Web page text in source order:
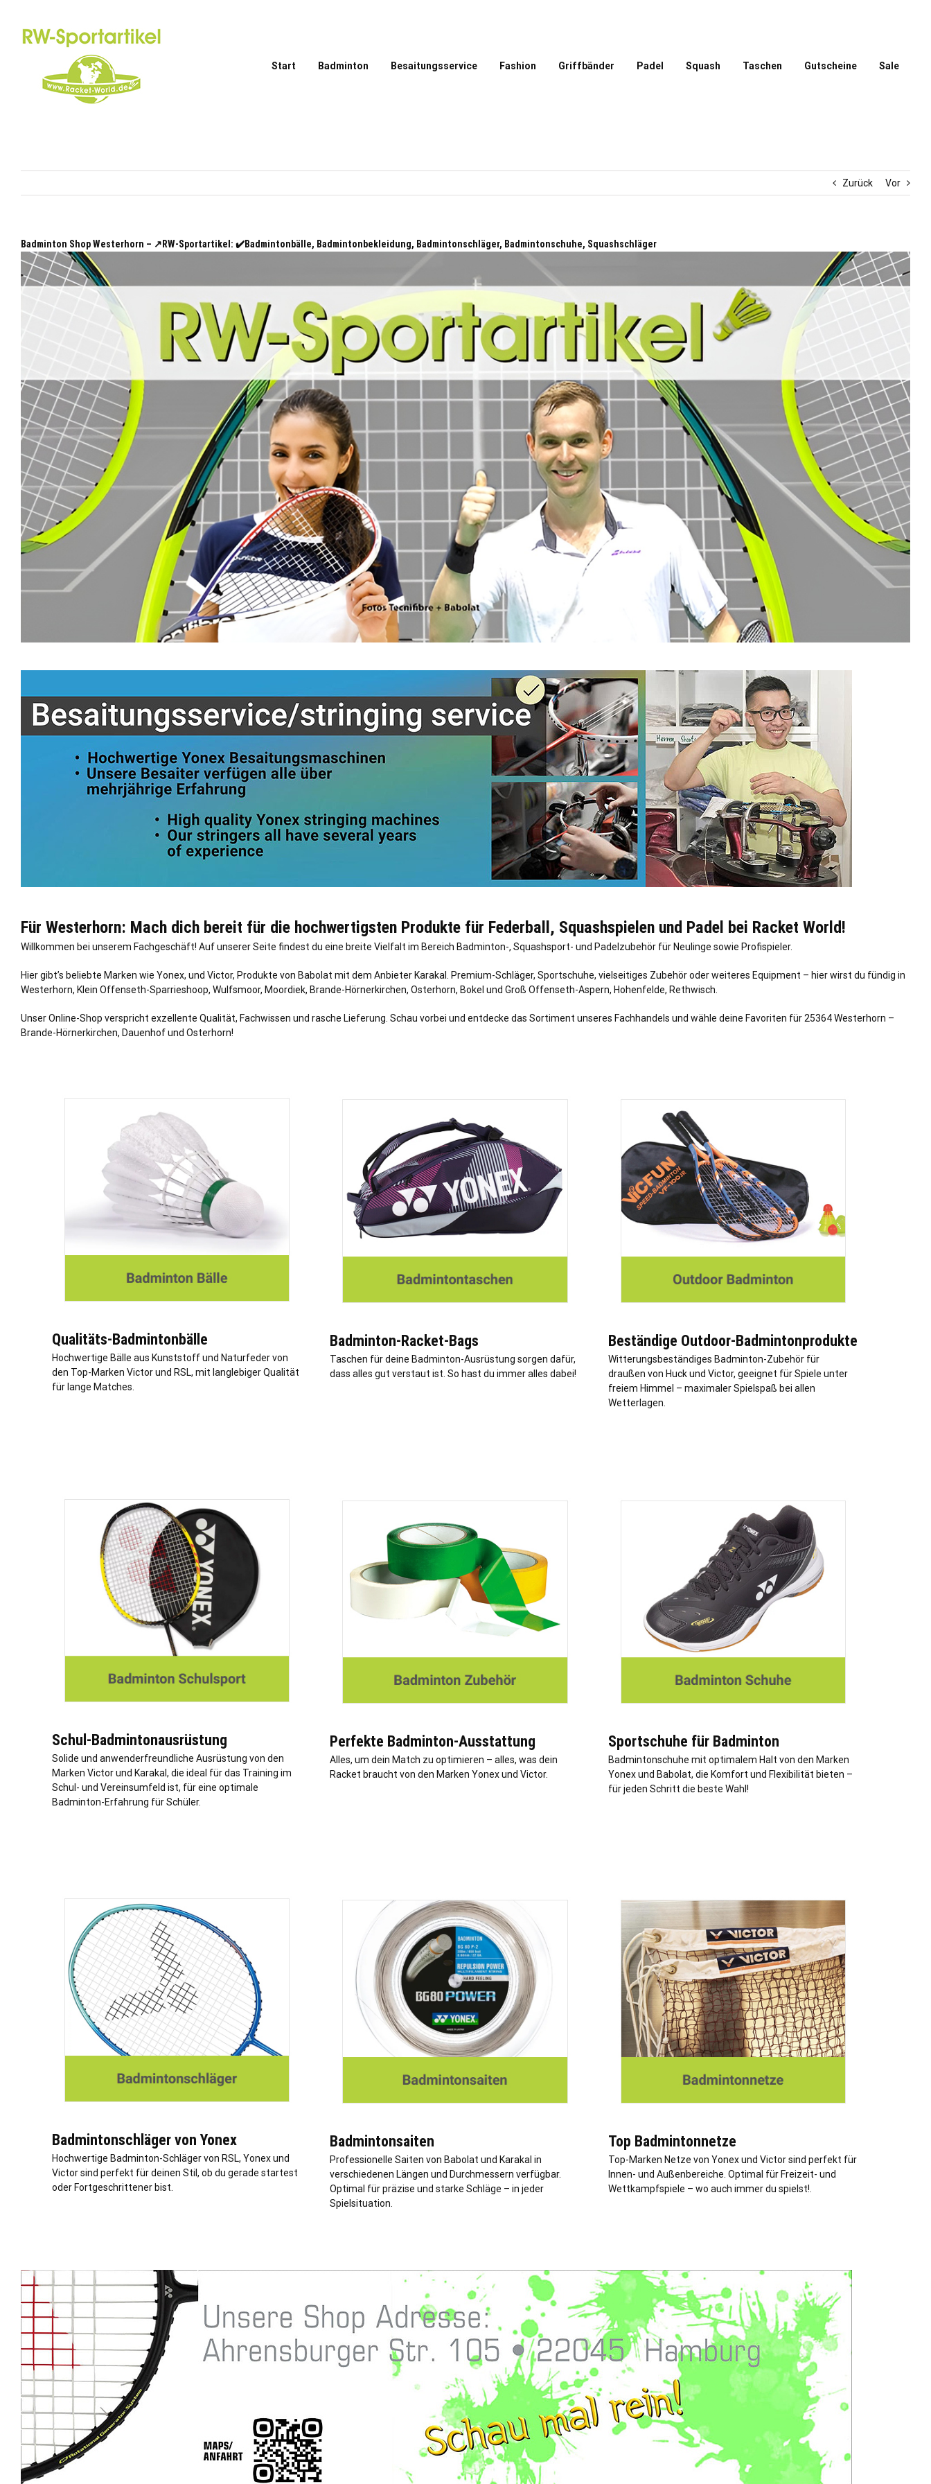
springen
Start Badminton Besaitungsservice Fashion Griffbänder Padel Squash Taschen Gutscheine Sale
Zurück Vor
Badminton Shop Westerhorn – ↗️RW-Sportartikel: ✔️Badmintonbälle, Badmintonbekleidung, Badmintonschläger, Badmintonschuhe, Squashschläger
Für Westerhorn: Mach dich bereit für die hochwertigsten Produkte für Federball, Squashspielen und Padel bei Racket World!
Willkommen bei unserem Fachgeschäft! Auf unserer Seite findest du eine breite Vielfalt im Bereich Badminton-, Squashsport- und Padelzubehör für Neulinge sowie Profispieler.
Hier gibt’s beliebte Marken wie Yonex, und Victor, Produkte von Babolat mit dem Anbieter Karakal. Premium-Schläger, Sportschuhe, vielseitiges Zubehör oder weiteres Equipment – hier wirst du fündig in
Westerhorn, Klein Offenseth-Sparrieshoop, Wulfsmoor, Moordiek, Brande-Hörnerkirchen, Osterhorn, Bokel und Groß Offenseth-Aspern, Hohenfelde, Rethwisch
Unser Online-Shop verspricht exzellente Qualität, Fachwissen und rasche Lieferung. Schau vorbei und entdecke das Sortiment unseres Fachhandels und wähle deine Favoriten für 25364 Westerhorn –
Brande-Hörnerkirchen, Dauenhof und Osterhorn!
Qualitäts-Badmintonbälle
Hochwertige Bälle aus Kunststoff und Naturfeder von
den Top-Marken Victor und RSL, mit langlebiger Qualität
für lange Matches.
Badminton-Racket-Bags
Taschen für deine Badminton-Ausrüstung sorgen dafür,
dass alles gut verstaut ist. So hast du immer alles dabei!
Beständige Outdoor-Badmintonprodukte
Witterungsbeständiges Badminton-Zubehör für
draußen von Huck und Victor, geeignet für Spiele unter
freiem Himmel – maximaler Spielspaß bei allen
Wetterlagen.
Schul-Badmintonausrüstung
Solide und anwenderfreundliche Ausrüstung von den
Marken Victor und Karakal, die ideal für das Training im
Schul- und Vereinsumfeld ist, für eine optimale
Badminton-Erfahrung für Schüler.
Perfekte Badminton-Ausstattung
Alles, um dein Match zu optimieren – alles, was dein
Racket braucht von den Marken Yonex und Victor.
Sportschuhe für Badminton
Badmintonschuhe mit optimalem Halt von den Marken
Yonex und Babolat, die Komfort und Flexibilität bieten –
für jeden Schritt die beste Wahl!
Badmintonschläger von Yonex
Hochwertige Badminton-Schläger von RSL, Yonex und
Victor sind perfekt für deinen Stil, ob du gerade startest
oder Fortgeschrittener bist.
Badmintonsaiten
Professionelle Saiten von Babolat und Karakal in
verschiedenen Längen und Durchmessern verfügbar.
Optimal für präzise und starke Schläge – in jeder
Spielsituation.
Top Badmintonnetze
Top-Marken Netze von Yonex und Victor sind perfekt für
Innen- und Außenbereiche. Optimal für Freizeit- und
Wettkampfspiele – wo auch immer du spielst!.